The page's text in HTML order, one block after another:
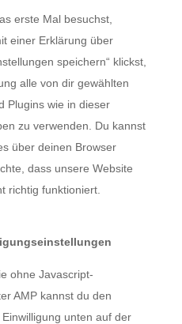
erste Mal besuchst,
einer Erklärung über
speichern“ klickst,
alle von dir gewählten
Plugins wie in dieser
zu verwenden. Du kannst
über deinen Browser
dass unsere Website
richtig funktioniert.
ohne Javascript-
AMP kannst du den
unten auf der